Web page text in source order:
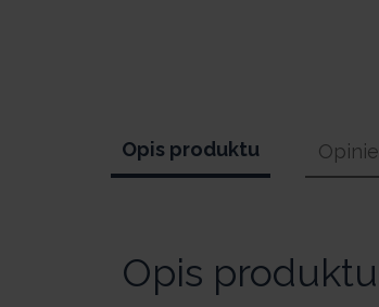
Opis produktu Opinie
Opis produktu